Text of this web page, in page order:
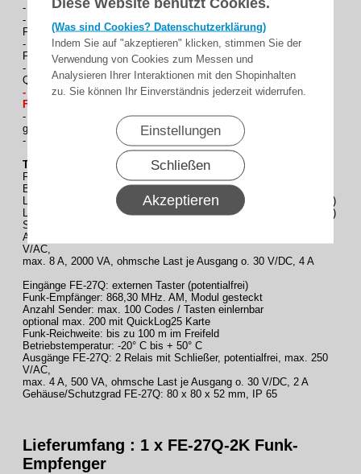
(Was sind Cookies? Datenschutzerklärung)
Indem Sie auf "akzeptieren" klicken, stimmen Sie der
Verwendung von Cookies zum Messen und
Analysieren Ihrer Interaktionen mit den Shopinhalten
zu. Sie können Ihr Einverständnis jederzeit widerrufen.
Einstellungen
Schließen
Akzeptieren
- 2 leistungsstarke, potentialfreie Relaisausgänge mit Schließer
- sehr kompaktes Gehäuse (ABOX von els spelsberg) inklusive
Funkmodul (aufgesteckt)
- QuickLearn Option mit Sendern der Q-Reihe (ermöglicht
Fernlernen weiterer Sender)
- Speichererweiterung und Datensicherung über optionale
QuickLog25 Zusatzkarte möglich
- zusätzliche Ansteuerung per Smartphone über optionales
Funk & Smartphone Modul möglich
- wählbare Betriebsarten je Kanal / Ausgang: Impuls, Stromstoß,
gezielt EIN/AUS, „Auto-OFF“
- (eine genauere Beschreibung der Betriebsarten siehe FE-25Q)
Technische Daten:
FE-27Q
Betriebsspannung: 230 V + 10 %, 50 Hz.
Leistungsaufnahme FE-25Q: ca. 5 W (alle Ausgänge eingeschaltet)
Leistungsaufnahme FE-27Q: ca. 3 W (alle Ausgänge eingeschaltet)
Standby-Verbrauch: < 0,5 W
Ausgänge FE-25Q: 4 Relais mit Wechsler, potentialfrei, max. 250
V/AC,
max. 8 A, 2000 VA, ohmsche Last je Ausgang o. 30 V/DC, 4 A
Eingänge FE-27Q: externen Taster (potentialfrei)
Funk-Empfänger: 868,30 MHz. AM, Modul gesteckt
Anzahl Sender: max. 100 Codes / Tasten einlernbar
optional max. 200 mit QuickLog25 Karte
Funk-Reichweite: bis zu 100 m im Freifeld
Betriebstemperatur: -20° C bis + 50° C
Ausgänge FE-27Q: 2 Relais mit Schließer, potentialfrei, max. 250
V/AC,
max. 4 A, 500 VA, ohmsche Last je Ausgang o. 30 V/DC, 2 A
Gehäuse/Schutzgrad FE-27Q: 80 x 80 x 52 mm, IP 65
Lieferumfang : 1 x FE-27Q-2K Funk-
Empfenger